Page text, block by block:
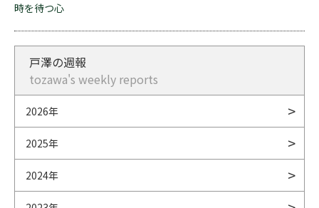
時を待つ心
戸澤の週報
tozawa's weekly reports
2026年
2025年
2024年